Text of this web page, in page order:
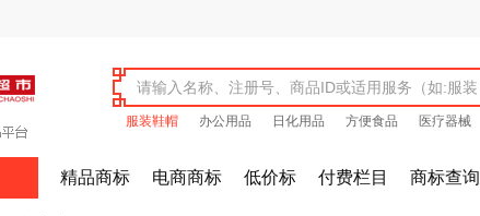
服装鞋帽 办公用品 日化用品 方便食品 医疗器械
精品商标 电商商标 低价标 付费栏目 商标查询